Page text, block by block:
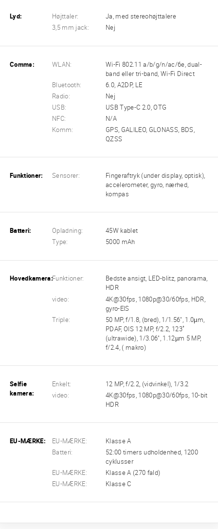
Lyd: Højttaler:
Ja, med stereohøjttalere
3,5 mm jack:
Nej
Comms: WLAN:
Wi-Fi 802.11 a/b/g/n/ac/6e, dual-
band eller tri-band, Wi-Fi Direct
Bluetooth:
6.0, A2DP, LE
Radio:
Nej
USB:
USB Type-C 2.0, OTG
NFC:
N/A
Komm:
GPS, GALILEO, GLONASS, BDS,
QZSS
Funktioner: Sensorer:
Fingeraftryk (under display, optisk),
accelerometer, gyro, nærhed,
kompas
Batteri: Opladning:
45W kablet
Type:
5000 mAh
Hovedkamera:Funktioner:
Bedste ansigt, LED-blitz, panorama,
HDR
video:
4K@30fps, 1080p@30/60fps, HDR,
gyro-EIS
Triple:
50 MP, f/1.8, (bred), 1/1.56", 1.0µm,
PDAF, OIS 12 MP, f/2.2, 123˚
(ultrawide), 1/3.06", 1.12µm 5 MP,
f/2.4, ( makro)
Selfie
kamera:
Enkelt:
12 MP, f/2.2, (vidvinkel), 1/3.2
video:
4K@30fps, 1080p@30/60fps, 10-bit
HDR
EU-MÆRKE: EU-MÆRKE:
Klasse A
Batteri:
52:00 timers udholdenhed, 1200
cyklusser
EU-MÆRKE:
Klasse A (270 fald)
EU-MÆRKE:
Klasse C